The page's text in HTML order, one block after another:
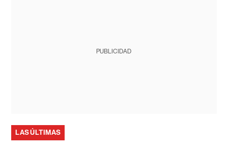
PUBLICIDAD
LAS ÚLTIMAS